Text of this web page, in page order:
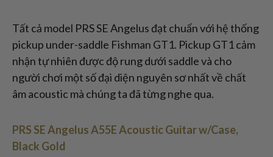
Tất cả model PRS SE Angelus đạt chuẩn với hệ thống
pickup under-saddle Fishman GT1. Pickup GT1 cảm
nhận tự nhiên được độ rung dưới saddle và cho
người chơi một số đại diện nguyên sơ nhất về chất
âm acoustic mà chúng ta đã từng nghe qua.
PRS SE Angelus A55E Acoustic Guitar w/Case,
Black Gold